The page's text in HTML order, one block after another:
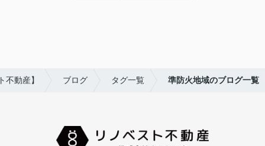
動産】 ブログ タグ一覧 準防火地域のブログ一覧